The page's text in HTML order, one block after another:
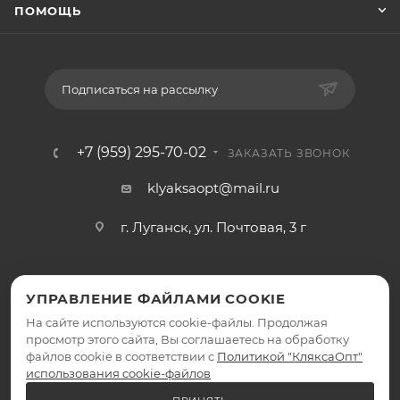
ПОМОЩЬ
Подписаться на рассылку
+7 (959) 295-70-02 ЗАКАЗАТЬ ЗВОНОК
klyaksaopt@mail.ru
г. Луганск, ул. Почтовая, 3 г
2026 © КляксаОпт - интернет-магазин
УПРАВЛЕНИЕ ФАЙЛАМИ COOKIE
На сайте используются cookie-файлы. Продолжая
просмотр этого сайта, Вы соглашаетесь на обработку
файлов cookie в соответствии с Политикой "КляксаОпт"
использования cookie-файлов